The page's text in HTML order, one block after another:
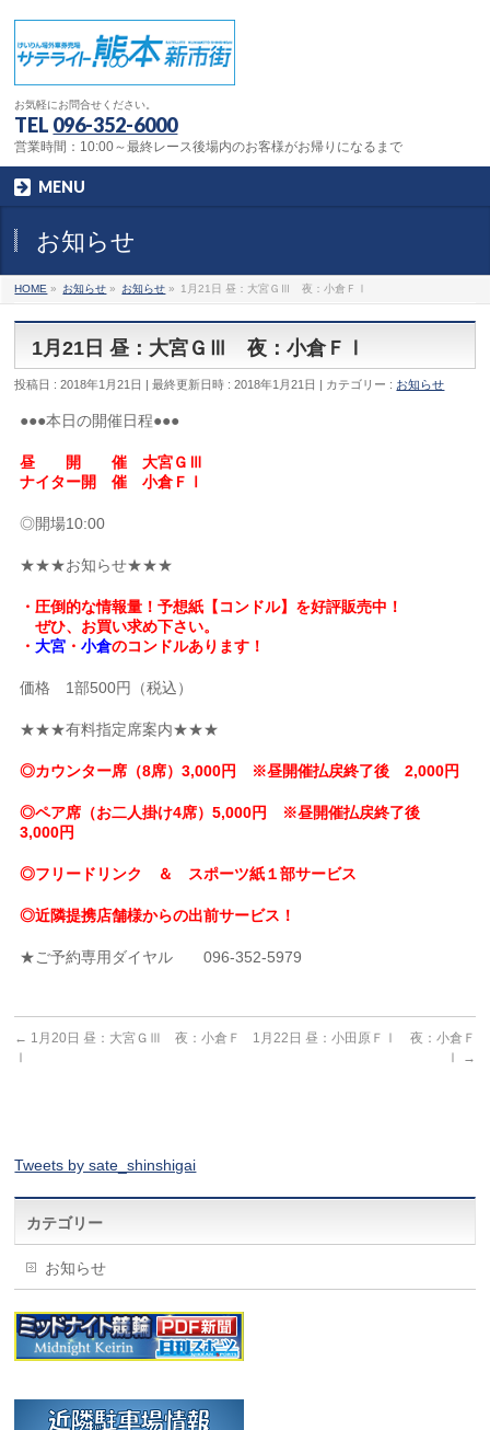
お気軽にお問合せください。
TEL 096-352-6000
営業時間：10:00～最終レース後場内のお客様がお帰りになるまで
MENU
お知らせ
HOME » お知らせ » お知らせ » 1月21日 昼：大宮ＧⅢ 夜：小倉ＦⅠ
1月21日 昼：大宮ＧⅢ 夜：小倉ＦⅠ
投稿日 : 2018年1月21日 最終更新日時 : 2018年1月21日 カテゴリー : お知らせ
●●●本日の開催日程●●●
昼 開 催 大宮ＧⅢ
ナイター開 催 小倉ＦⅠ
◎開場10:00
★★★お知らせ★★★
・圧倒的な情報量！予想紙【コンドル】を好評販売中！
ぜひ、お買い求め下さい。
・大宮 ・小倉のコンドルあります！
価格 1部500円（税込）
★★★有料指定席案内★★★
◎カウンター席（8席）3,000円 ※昼開催払戻終了後 2,000円
◎ペア席（お二人掛け4席）5,000円 ※昼開催払戻終了後
3,000円
◎フリードリンク ＆ スポーツ紙１部サービス
◎近隣提携店舗様からの出前サービス！
★ご予約専用ダイヤル 096-352-5979
← 1月20日 昼：大宮ＧⅢ 夜：小倉Ｆ
Ⅰ
1月22日 昼：小田原ＦⅠ 夜：小倉Ｆ
Ⅰ
→
Tweets by sate_shinshigai
カテゴリー
お知らせ